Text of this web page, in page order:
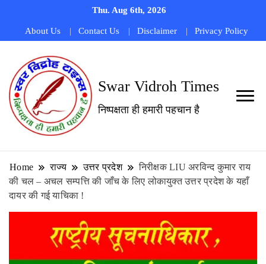
Thu. Aug 6th, 2026
About Us Contact Us Disclaimer Privacy Policy
Swar Vidroh Times
निष्पक्षता ही हमारी पहचान है
Home राज्य उत्तर प्रदेश
निरीक्षक LIU अरविन्द कुमार राय
की चल – अचल सम्पत्ति की जाँच के लिए लोकायुक्त उत्तर प्रदेश के यहाँ
दायर की गई याचिका !